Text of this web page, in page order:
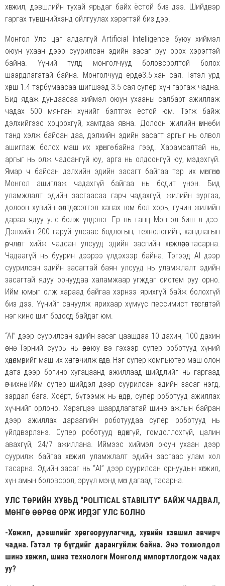
хөгжил, дэвшлийн тухай ярьдаг байх ёстой биз дээ. Шийдвэр
гаргах түвшнийхэнд ойлгуулах хэрэгтэй биз дээ.
Монгол Улс цаг алдалгүй Artificial Intelligence буюу хиймэл
оюун ухаан дээр суурилсан эдийн засаг руу орох хэрэгтэй
байна. Үүний тулд монголчууд боловсролтой болох
шаардлагатай байна. Монголчууд ердөө 3.5-хан сая. Гэтэл урд
хөрш 1.4 тэрбумаасаа шигшээд 3.5 сая супер хүн гаргаж чадна.
Бид ядаж дундаасаа хиймэл оюун ухааны салбарт ажиллаж
чадах 500 мянган хүнийг бэлтгэх ёстой юм. Тэгж байж
дэлхийгээс хоцрохгүй, хамтдаа явна. Долоон жилийн өмнө би
танд хэлж байсан даа, дэлхийн эдийн засагт аргыг нь олвол
ашиглаж болох маш их хөрөнгө байна гээд. Харамсалтай нь,
аргыг нь олж чадсангүй юу, арга нь олдсонгүй юу, мэдэхгүй.
Ямар ч байсан дэлхийн эдийн засагт байгаа тэр их мөнгөнөөс
Монгол ашиглаж чадахгүй байгаа нь бодит үнэн. Бид
уламжлалт эдийн засгаасаа гарч чадахгүй, жилийн зургаа,
долоон хувийн өсөлтдөө сэтгэл ханах юм бол хорь, гучин жилийн
дараа ядуу улс болж үлдэнэ. Ер нь ганц Монгол биш л дээ.
Дэлхийн 200 гаруй улсаас бодлогын, технологийн, хандлагын
өөрчлөлт хийж чадсан улсууд эдийн засгийн хөгжлөөрөө тасарна.
Чадаагүй нь буурин дээрээ үлдэхээр байна. Тэгээд AI дээр
суурилсан эдийн засагтай баян улсууд нь уламжлалт эдийн
засагтай ядуу орнуудаа халамжаар угждаг систем руу орно.
Ийм юмыг олж хараад байгаа хэрнээ ярихгүй байж болохгүй
биз дээ. Үүнийг сануулж ярихаар хүмүүс пессимист төгсгөлтэй
нэг кино шиг бодоод байдаг юм.
“AI” дээр суурилсан эдийн засаг цаашдаа 10 дахин, 100 дахин
өснө. Тэрний суурь нь өөрөө юу вэ гэхээр супер роботууд хүний
хөдөлмөрийг маш их хөнгөвчилж өгдөг. Нэг супер компьютер маш олон
дата дээр богино хугацаанд ажиллаад шийдлийг нь гаргаад
өгчихнө. Ийм супер шийдэл дээр суурилсан эдийн засаг нэгд,
зардал бага. Хоёрт, бүтээмж нь өндөр, супер роботууд ажиллах
хүчнийг орлоно. Хэрэгцээ шаардлагатай шинэ ажлын байран
дээр ажиллах дараагийн роботуудаа супер роботууд нь
үйлдвэрлэнэ. Супер роботууд өвдөхгүй, гомдоллохгүй, цалин
авахгүй, 24/7 ажиллана. Иймээс хиймэл оюун ухаан дээр
суурилж байгаа хөгжил уламжлалт эдийн засгаас улам хол
тасарна. Эдийн засаг нь “AI” дээр суурилсан орнуудын хөгжил,
хүн амын боловсрол, эрүүл мэнд мөн дагаад тасарна.
УЛС ТӨРИЙН ХУВЬД “POLITICAL STABILITY” БАЙЖ ЧАДВАЛ,
МӨНГӨ ӨӨРӨӨ ОРЖ ИРДЭГ УЛС БОЛНО
-Хөгжил, дэвшлийг хөрөнгө оруулагчид, хувийн хэвшил авчирч
чадна. Гэтэл төр бүгдийг дарангуйлж байна. Энэ тохиолдол
шинэ хөгжил, шинэ технологи Монголд импортлогдож чадах
уу?